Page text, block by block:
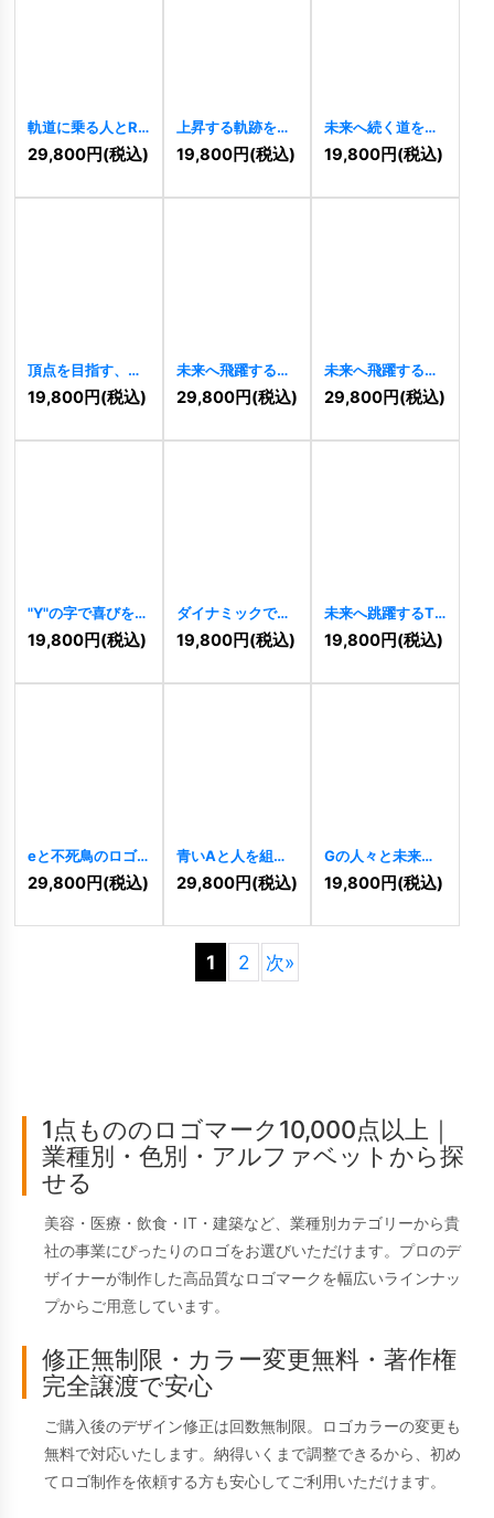
軌道に乗る人とR
のダイナミックな
ロゴ
8094]
29,800円(税込)
上昇する軌跡を伴
うNJロゴ[8055]
19,800円(税込)
未来へ続く道を歩
む人々を象徴する
Aロゴ 7965]
19,800円(税込)
頂点を目指す、矢
印型のAロゴ
7940
19,800円(税込)
未来へ飛躍する
人々を象徴するロ
[7927 ]
29,800円(税込)
未来へ飛躍するN
ロゴ[7928]
29,800円(税込)
"Y"の字で喜びを表
す人ロゴ [7790]
19,800円(税込)
ダイナミックで力
強いYロゴ[7690]
19,800円(税込)
未来へ跳躍するT
パーソンロゴ
7571]
19,800円(税込)
eと不死鳥のロゴ
[7497]
29,800円(税込)
青いAと人を組み
合わせたロゴ
7310 ]
29,800円(税込)
Gの人々と未来へ
の進歩のロゴ
7097
19,800円(税込)
1 2 次»
1点もののロゴマーク10,000点以上｜
業種別・色別・アルファベットから探
せる
美容・医療・飲食・IT・建築など、業種別カテゴリーから貴
社の事業にぴったりのロゴをお選びいただけます。プロのデ
ザイナーが制作した高品質なロゴマークを幅広いラインナッ
プからご用意しています。
修正無制限・カラー変更無料・著作権
完全譲渡で安心
ご購入後のデザイン修正は回数無制限。ロゴカラーの変更も
無料で対応いたします。納得いくまで調整できるから、初め
てロゴ制作を依頼する方も安心してご利用いただけます。